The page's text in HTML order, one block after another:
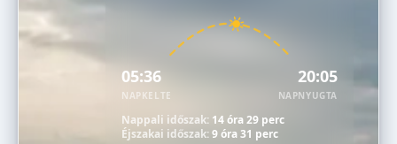
05:36
NAPKELTE
20:05
NAPNYUGTA
Nappali időszak: 14 óra 29 perc
Éjszakai időszak:9 óra 31 perc